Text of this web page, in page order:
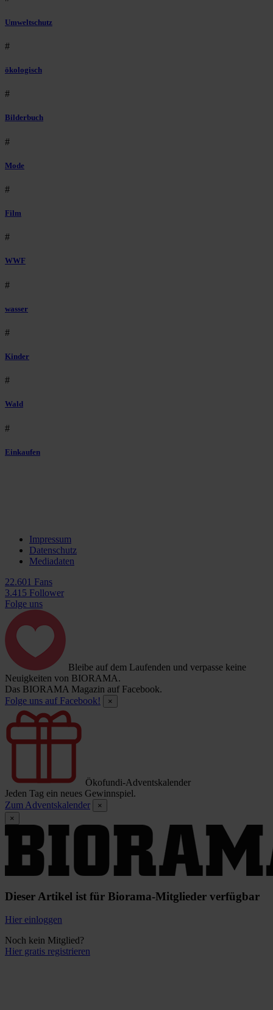
Umweltschutz
#
ökologisch
#
Bilderbuch
#
Mode
#
Film
#
WWF
#
wasser
#
Kinder
#
Wald
#
Einkaufen
Impressum
Datenschutz
Mediadaten
22.601 Fans
3.415 Follower
Folge uns
Bleibe auf dem Laufenden und verpasse keine
Neuigkeiten von BIORAMA.
Das BIORAMA Magazin auf Facebook.
Folge uns auf Facebook!
×
Ökofundi-Adventskalender
Jeden Tag ein neues Gewinnspiel.
Zum Adventskalender
×
×
Dieser Artikel ist für Biorama-Mitglieder verfügbar
Hier einloggen
Noch kein Mitglied?
Hier gratis registrieren